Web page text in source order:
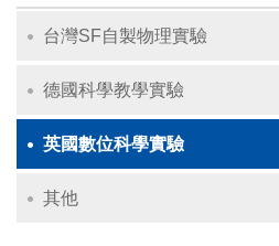
台灣SF自製物理實驗
德國科學教學實驗
英國數位科學實驗
其他